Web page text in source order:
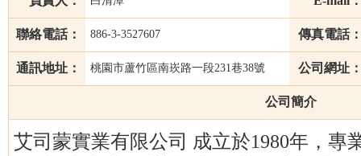
聯絡電話： 886-3-3527607 傳真電話
通訊地址： 桃園市蘆竹區南崁路一段231巷38號 公司網址
公司簡介
艾司蒙實業有限公司 成立於1980年，專